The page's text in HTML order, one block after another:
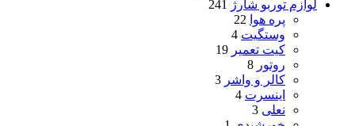
لوازم توربو شارژ 241
پره هوا 22
وستگیت 4
کیت تعمیر 19
روتور 8
کالر و واشر 3
اینسرت 4
نعلی 3